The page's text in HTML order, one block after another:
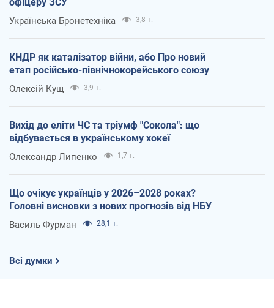
Українська Бронетехніка 3,8 т.
КНДР як каталізатор війни, або Про новий
етап російсько-північнокорейського союзу
Олексій Кущ 3,9 т.
Вихід до еліти ЧС та тріумф "Сокола": що
відбувається в українському хокеї
Олександр Липенко 1,7 т.
Що очікує українців у 2026–2028 роках?
Головні висновки з нових прогнозів від НБУ
Василь Фурман 28,1 т.
Всі думки